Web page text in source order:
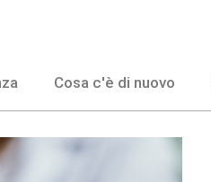
Cosa c'è di nuovo